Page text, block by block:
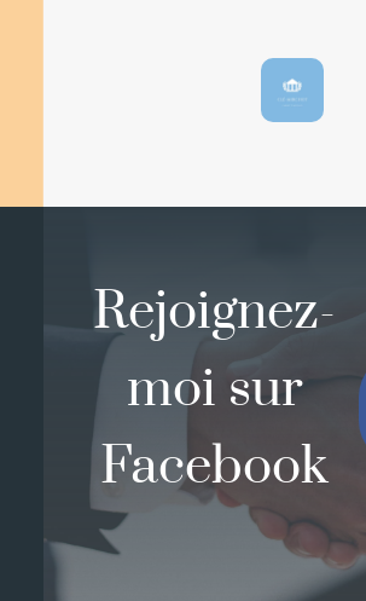
Rejoignez-
moi sur
Facebook